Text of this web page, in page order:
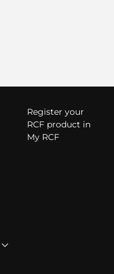
Register your
RCF product in
My RCF